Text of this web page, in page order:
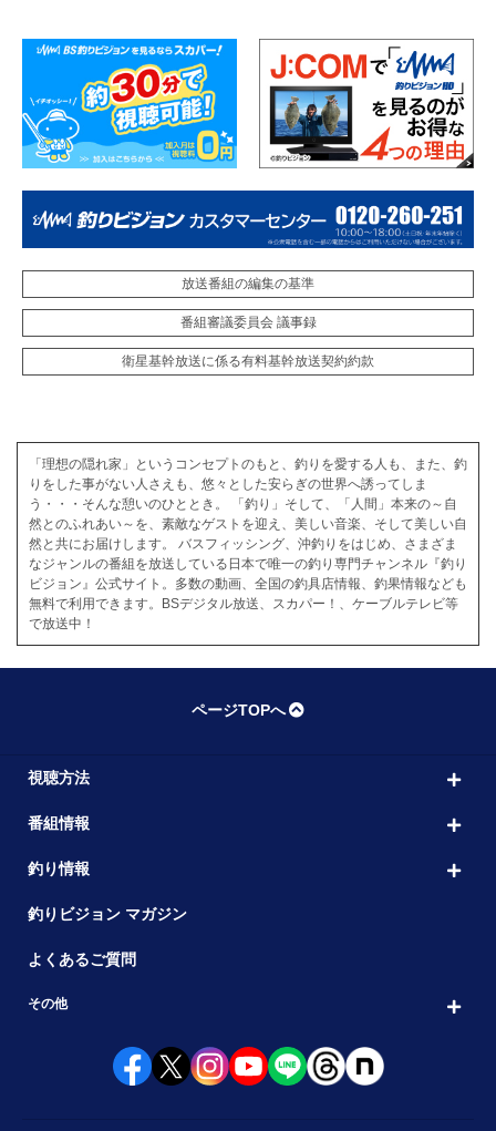
放送番組の編集の基準
番組審議委員会 議事録
衛星基幹放送に係る有料基幹放送契約約款
「理想の隠れ家」というコンセプトのもと、釣りを愛する人も、また、釣
りをした事がない人さえも、悠々とした安らぎの世界へ誘ってしま
う・・・そんな憩いのひととき。 「釣り」そして、「人間」本来の～自
然とのふれあい～を、素敵なゲストを迎え、美しい音楽、そして美しい自
然と共にお届けします。 バスフィッシング、沖釣りをはじめ、さまざま
なジャンルの番組を放送している日本で唯一の釣り専門チャンネル『釣り
ビジョン』公式サイト。多数の動画、全国の釣具店情報、釣果情報なども
無料で利用できます。BSデジタル放送、スカパー！、ケーブルテレビ等
で放送中！
ページTOPへ
視聴方法
番組情報
釣り情報
釣りビジョン マガジン
よくあるご質問
その他